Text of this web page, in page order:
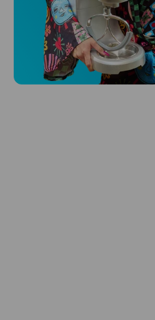
Niceboy ONE Ultra
Hlídá ti zdraví, spánek i
tomu platí.